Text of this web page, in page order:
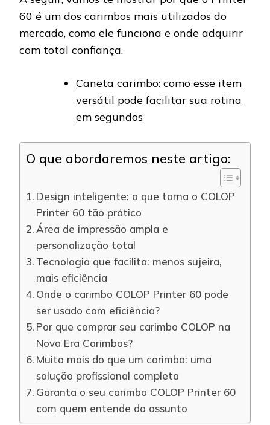
60 é um dos carimbos mais utilizados do
mercado, como ele funciona e onde adquirir
com total confiança.
Caneta carimbo: como esse item
versátil pode facilitar sua rotina
em segundos
O que abordaremos neste artigo:
Design inteligente: o que torna o COLOP
Printer 60 tão prático
Área de impressão ampla e
personalização total
Tecnologia que facilita: menos sujeira,
mais eficiência
Onde o carimbo COLOP Printer 60 pode
ser usado com eficiência?
Por que comprar seu carimbo COLOP na
Nova Era Carimbos?
Muito mais do que um carimbo: uma
solução profissional completa
Garanta o seu carimbo COLOP Printer 60
com quem entende do assunto